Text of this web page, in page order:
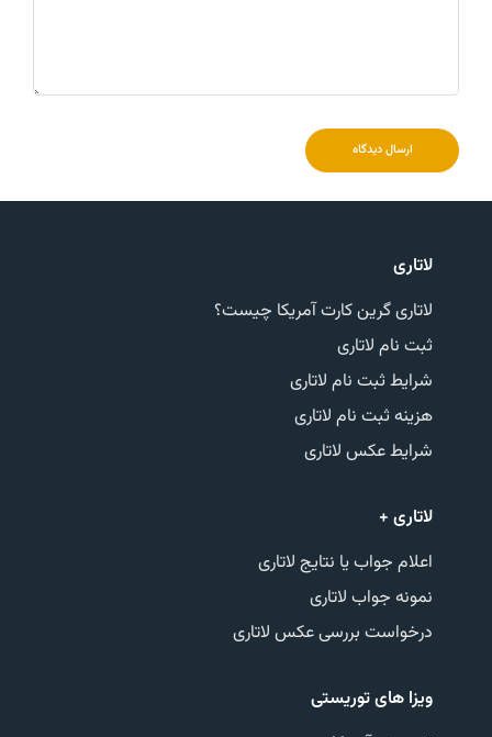
ارسال دیدگاه
لاتاری
لاتاری گرین کارت آمریکا چیست؟
ثبت نام لاتاری
شرایط ثبت نام لاتاری
هزینه ثبت نام لاتاری
شرایط عکس لاتاری
لاتاری +
اعلام جواب یا نتایج لاتاری
نمونه جواب لاتاری
درخواست بررسی عکس لاتاری
ویزا های توریستی